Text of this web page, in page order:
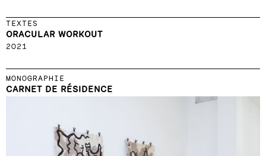
TEXTES
ORACULAR WORKOUT
2021
MONOGRAPHIE
CARNET DE RÉSIDENCE